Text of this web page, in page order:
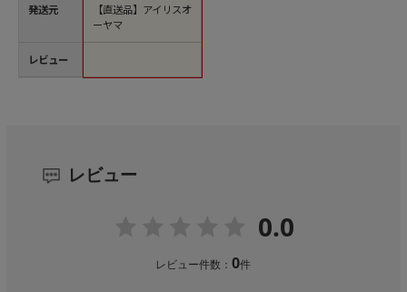
発送元
レビュー
【直送品】アイリスオ
ーヤマ
レビュー
0.0
レビュー件数：0件